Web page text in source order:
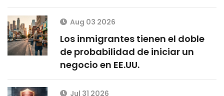
Aug 03 2026
Los inmigrantes tienen el doble
de probabilidad de iniciar un
negocio en EE.UU.
Jul 31 2026